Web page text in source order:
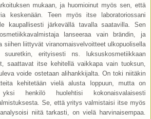
mukaan, ja huomioinut myös sen, että
keskenään. Teen myös itse laboratoriossani
kaupallisesti järkevällä tavalla saatavilla. Sen
lanseeraa vain brändin, ja
siihen liittyvät viranomaisvelvoitteet ulkopuolisella
erityisesti ns. luksuskosmetiikkaan
saattavat itse kehitellä vaikkapa vain tuoksun,
voide ostetaan alihankkijalta. On toki niitäkin
kehitetään vielä alusta loppuun, mutta on
henkilö huolehtisi kokonaisvalaisesti
Se, että yritys valmistaisi itse myös
niitä tarkasti, on vielä harvinaisempaa.